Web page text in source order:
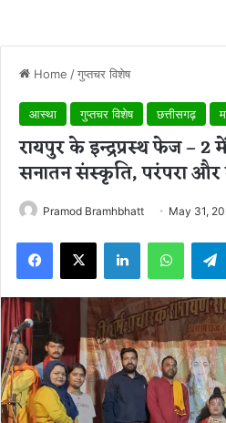
Home /गुप्तचर विशेष
आस्था गुप्तचर विशेष छत्तीसगढ़
रायपुर के इन्द्रप्रस्थ फेज – 2
सनातन संस्कृति, परंपरा
Pramod Bramhbhatt May 31,